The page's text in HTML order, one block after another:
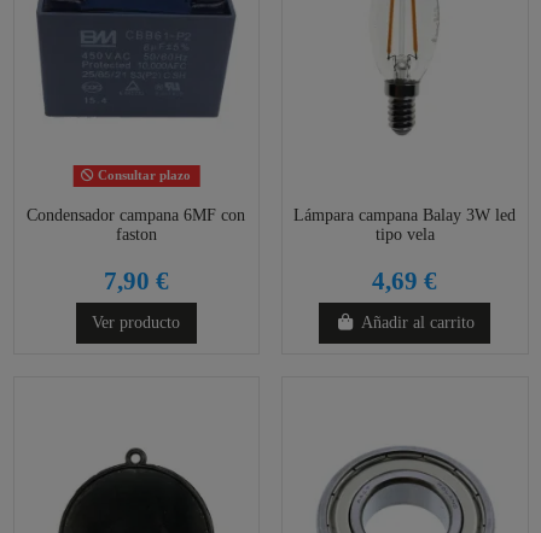
Consultar plazo
Condensador campana 6MF con
faston
7,90 €
Ver producto
Lámpara campana Balay 3W led
tipo vela
4,69 €
Añadir al carrito